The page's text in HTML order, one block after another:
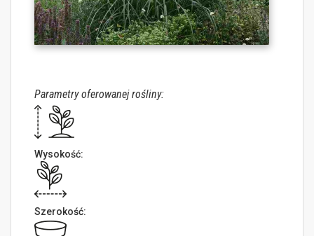
Parametry oferowanej rośliny:
Wysokość:
Szerokość: